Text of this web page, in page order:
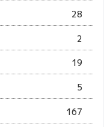
28
2
19
5
167